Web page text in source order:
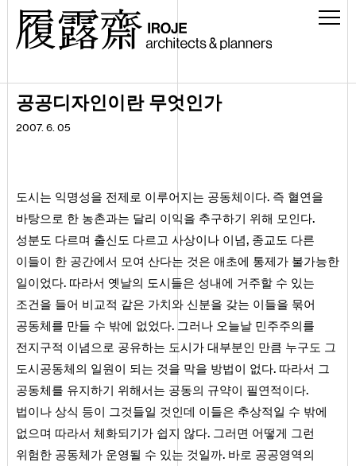
공공디자인이란 무엇인가
2007. 6. 05
도시는 익명성을 전제로 이루어지는 공동체이다. 즉 혈연을
바탕으로 한 농촌과는 달리 이익을 추구하기 위해 모인다.
성분도 다르며 출신도 다르고 사상이나 이념, 종교도 다른
이들이 한 공간에서 모여 산다는 것은 애초에 통제가 불가능한
일이었다. 따라서 옛날의 도시들은 성내에 거주할 수 있는
조건을 들어 비교적 같은 가치와 신분을 갖는 이들을 묶어
공동체를 만들 수 밖에 없었다. 그러나 오늘날 민주주의를
전지구적 이념으로 공유하는 도시가 대부분인 만큼 누구도 그
도시공동체의 일원이 되는 것을 막을 방법이 없다. 따라서 그
공동체를 유지하기 위해서는 공동의 규약이 필연적이다.
법이나 상식 등이 그것들일 것인데 이들은 추상적일 수 밖에
없으며 따라서 체화되기가 쉽지 않다. 그러면 어떻게 그런
위험한 공동체가 운영될 수 있는 것일까. 바로 공공영역의